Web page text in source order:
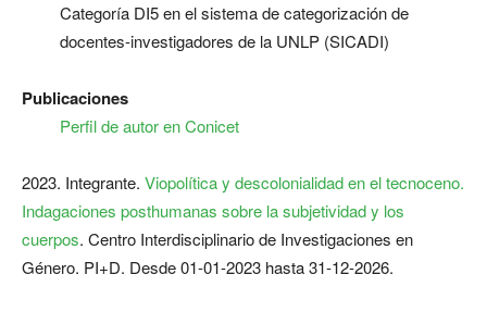
Categoría DI5 en el sistema de categorización de
docentes-investigadores de la UNLP (SICADI)
Publicaciones
Perfil de autor en Conicet
2023. Integrante. Viopolítica y descolonialidad en el tecnoceno.
Indagaciones posthumanas sobre la subjetividad y los
cuerpos. Centro Interdisciplinario de Investigaciones en
Género. PI+D. Desde 01-01-2023 hasta 31-12-2026.